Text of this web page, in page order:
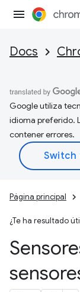
Docs
Google utiliza
idioma preferido.
contener errores.
Página principal
¿Te ha resultado